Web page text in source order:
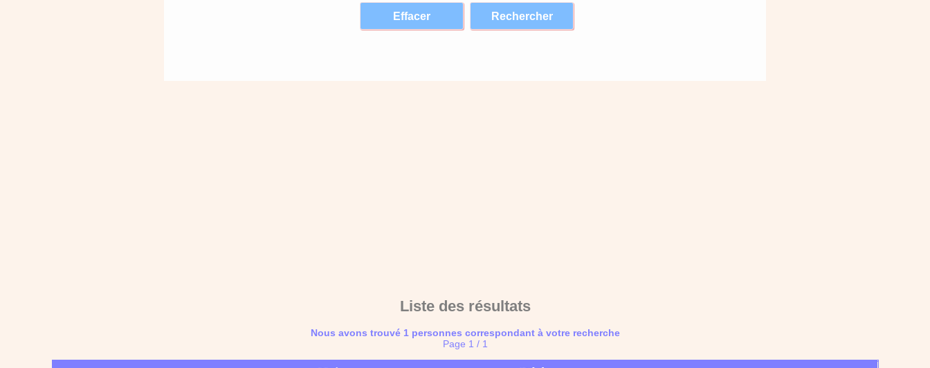
Liste des résultats
Nous avons trouvé 1 personnes correspondant à votre recherche
Page 1 / 1